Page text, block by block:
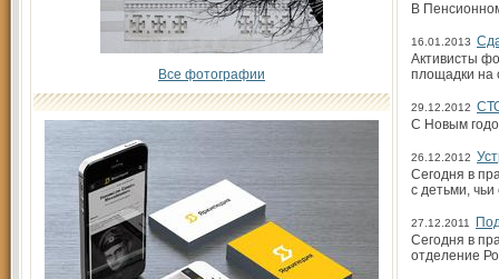
Все фотографии
В
16.01.2013
Активисты
площадки на
29.12.2012
С Новым
26.12.2012
Сегодня в
с детьми,
27.12.2011
Сегодня в
отделение